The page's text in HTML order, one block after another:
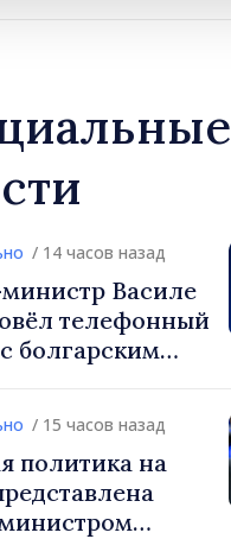
/ 14 часов назад
Василе
телефонный
болгарским
/ 15 часов назад
политика на